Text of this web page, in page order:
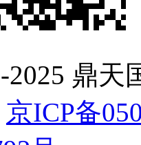
鼎天
京ICP备